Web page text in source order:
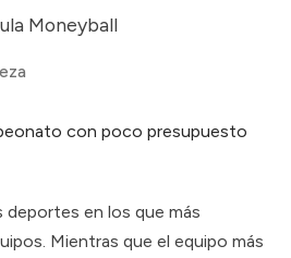
Moneyball
deportes en los que más
Mientras que el equipo más